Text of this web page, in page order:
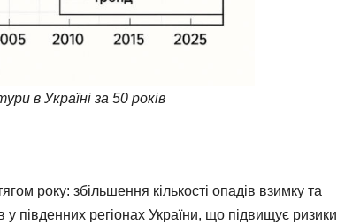
в Україні за 50 років
року: збільшення кількості опадів взимку та
південних регіонах України, що підвищує ризики